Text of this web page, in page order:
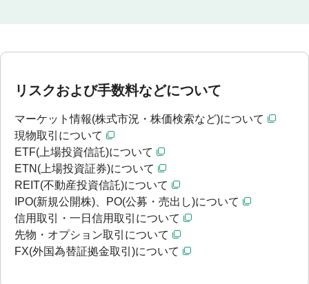
リスクおよび手数料などについて
マーケット情報(株式市況・株価検索など)について
現物取引について
ETF(上場投資信託)について
ETN(上場投資証券)について
REIT(不動産投資信託)について
IPO(新規公開株)、PO(公募・売出し)について
信用取引・一日信用取引について
先物・オプション取引について
FX(外国為替証拠金取引)について